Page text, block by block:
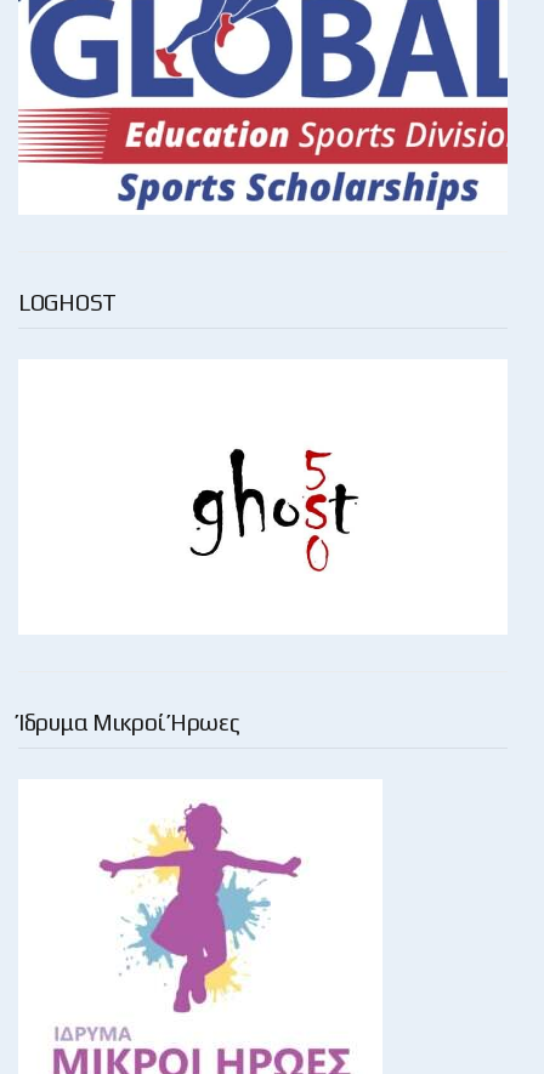
LOGHOST
Ίδρυμα Μικροί Ήρωες